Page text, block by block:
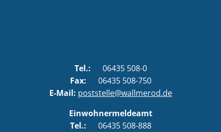
Tel.:
06435 508-0
Fax: 06435 508-750
E-Mail: poststelle@wallmerod.de
Einwohnermeldeamt
Tel.: 06435 508-888